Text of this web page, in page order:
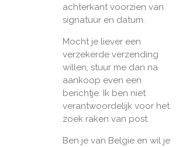
achterkant voorzien van
signatuur en datum.
Mocht je liever een
verzekerde verzending
willen, stuur me dan na
aankoop even een
berichtje. Ik ben niet
verantwoordelijk voor het
zoek raken van post.
Ben je van Belgie en wil je